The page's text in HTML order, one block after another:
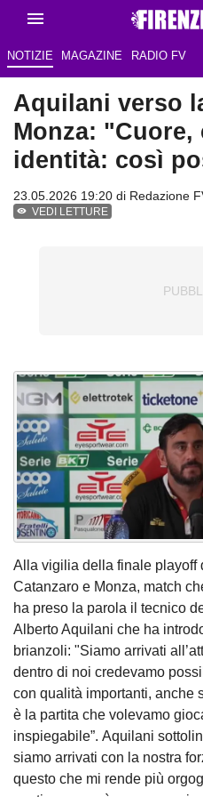
NOTIZIE MAGAZINE RADIO FV
Aquilani verso
Monza: "Cuore,
identità: così
23.05.2026 19:20 di Redazione
VEDI LETTURE
Alla vigilia della finale playoff
Catanzaro e Monza, match
ha preso la parola il tecnico
Alberto Aquilani che ha
brianzoli: "Siamo arrivati
dentro di noi credevamo
con qualità importanti, anche
è la partita che volevamo
inspiegabile”. Aquilani
siamo arrivati con la nostra
questo che mi rende più